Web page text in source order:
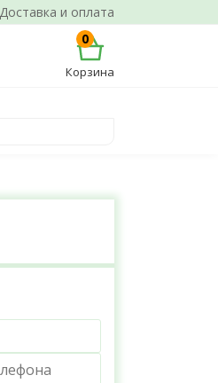
Доставка и оплата
0
Корзина